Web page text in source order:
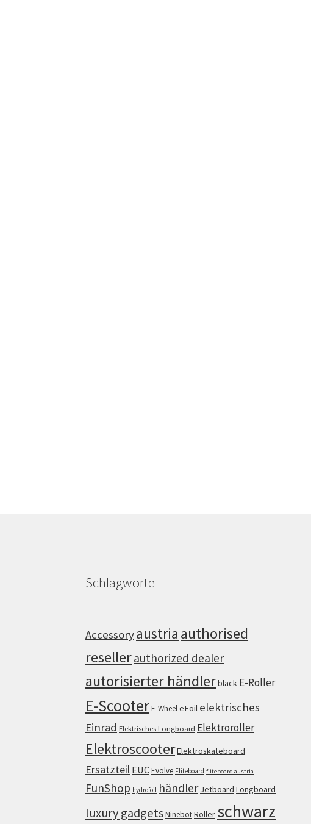
Schlagworte
Accessoryaustria authorised
resellerauthorized dealer
autorisierter händlerblack E-Roller
E-ScooterE-WheeleFoil elektrisches
Einrad Elektrisches Longboard Elektroroller
ElektroscooterElektroskateboard
Ersatzteil EUCEvolve Fliteboard fliteboard austria
FunShop hydrofoil händler Jetboard Longboard
luxury gadgetsNinebotRoller schwarz